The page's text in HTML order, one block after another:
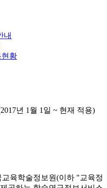
내
황
년 1월 1일 ~ 현재 적용)
육학술정보원(이하 "교육정